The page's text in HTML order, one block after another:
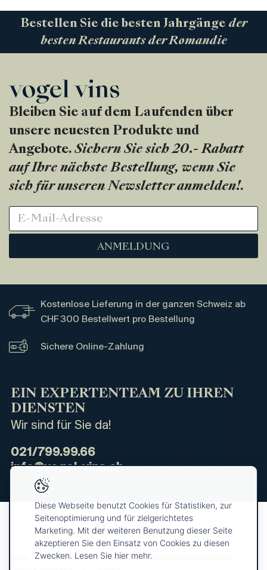
Bestellen Sie die besten Jahrgänge der
besten Restaurants der Romandie
Bleiben Sie auf dem Laufenden über
unsere neuesten Produkte und
Angebote. Sichern Sie sich 20.- Rabatt
auf Ihre nächste Bestellung, wenn Sie
sich für unseren Newsletter anmelden!.
ANMELDUNG
Kostenlose Lieferung in der ganzen Schweiz ab
CHF 300 Bestellwert pro Bestellung
Sichere Online-Zahlung
EIN EXPERTENTEAM ZU IHREN
DIENSTEN
Wir sind für Sie da!
021/799.99.66
info@vogel-vins.ch
Über uns
Allgemeine Geschäftbedingungen
Diese Webseite benutzt Cookies für Statistiken, zur
Seitenoptimierung und für zielgerichtetes
Marketing. Mit der weiteren Benutzung dieser Seite
akzeptieren Sie den Einsatz von Cookies zu diesen
Zwecken. Lesen Sie hier mehr.